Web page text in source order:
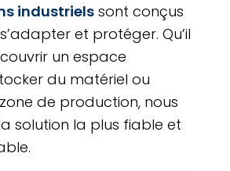
industrielssont conçus
et protéger. Qu’il
un espace
du matériel ou
de production, nous
solution la plus fiable et